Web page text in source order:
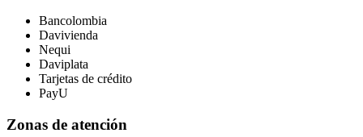
Bancolombia
Davivienda
Nequi
Daviplata
Tarjetas de crédito
PayU
Zonas de atención